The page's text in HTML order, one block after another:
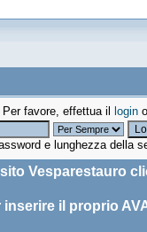
Per favore, effettua il login o
e lunghezza della
Vesparestauro
inserire il proprio